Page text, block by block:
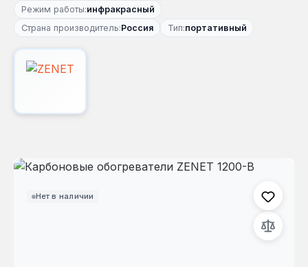
Режим работы:инфракрасный
Страна производитель:Россия Тип:портативный
Нет в наличии
Пропустить галерею изображений